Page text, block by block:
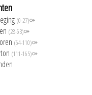
(0-27)⚩
(28-63)⚩
(64-110)⚩
(111-165)⚩